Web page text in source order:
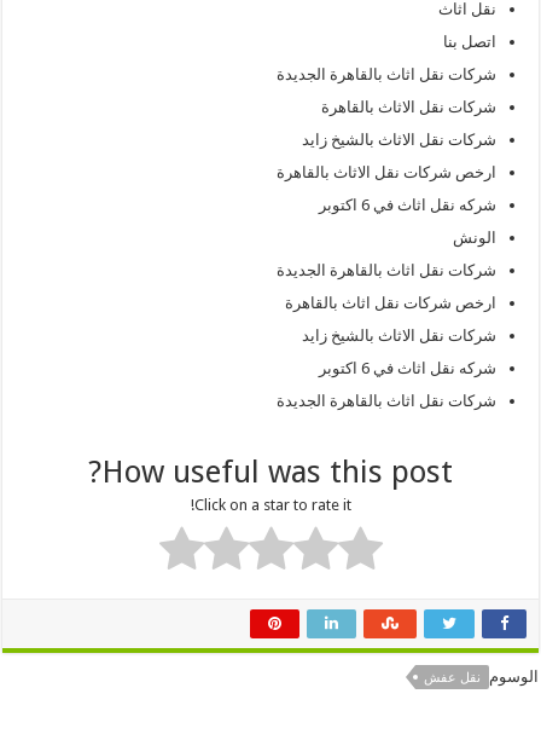
نقل اثاث
اتصل بنا
شركات نقل اثاث بالقاهرة الجديدة
شركات نقل الاثاث بالقاهرة
شركات نقل الاثاث بالشيخ زايد
ارخص شركات نقل الاثاث بالقاهرة
شركه نقل اثاث في 6 اكتوبر
الونش
شركات نقل اثاث بالقاهرة الجديدة
ارخص شركات نقل اثاث بالقاهرة
شركات نقل الاثاث بالشيخ زايد
شركه نقل اثاث في 6 اكتوبر
شركات نقل اثاث بالقاهرة الجديدة
How useful was this post?
Click on a star to rate it!
الوسوم نقل عفش